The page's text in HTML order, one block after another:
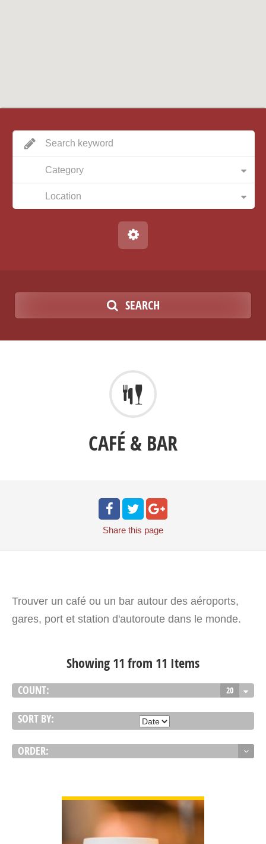
Category
Location
SEARCH
CAFÉ & BAR
Share this page
Trouver un café ou un bar autour des aéroports,
gares, port et station d'autoroute dans le monde.
Showing 11 from 11 Items
COUNT: 20
SORT BY:
ORDER: